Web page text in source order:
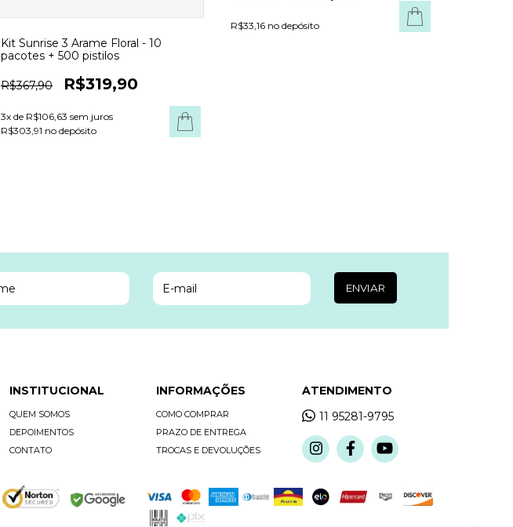
Kit Sunrise 3 Arame Floral - 10
pacotes + 500 pistilos
R$367,90 R$319,90
3x de R$106,63 sem juros
R$303,91 no depósito
R$33,16 no depósito
INSTITUCIONAL
QUEM SOMOS
DEPOIMENTOS
CONTATO
INFORMAÇÕES
COMO COMPRAR
PRAZO DE ENTREGA
TROCAS E DEVOLUÇÕES
ATENDIMENTO
11 95281-9795